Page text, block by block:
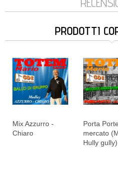
PRODOTTI
Mix Azzurro -
Chiaro
Porta
mercato
Hully gully)